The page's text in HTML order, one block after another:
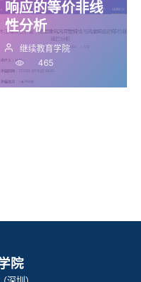
响应的等价非线
性分析
继续教育学院
465
院